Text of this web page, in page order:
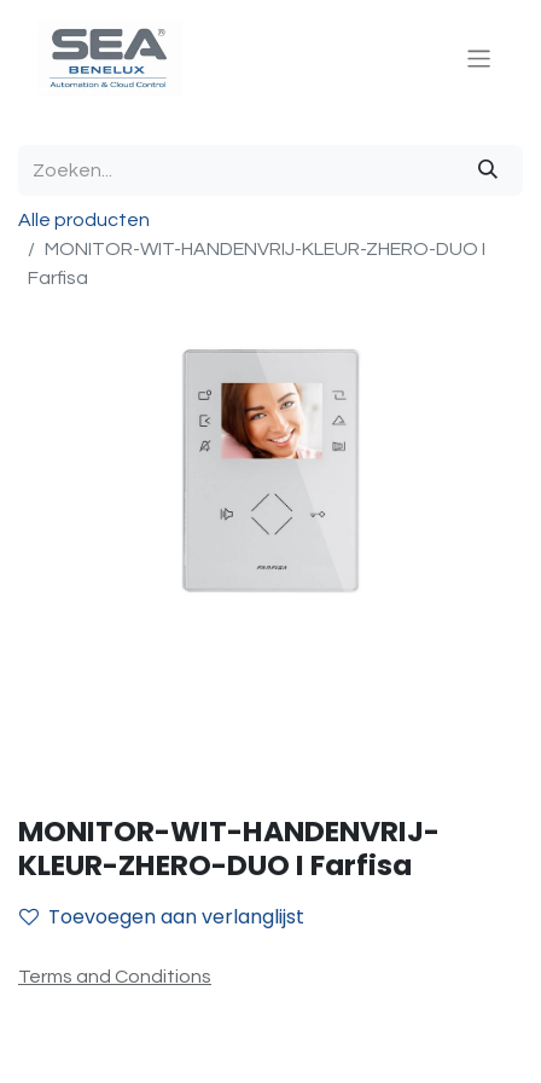
Alle producten
MONITOR-WIT-HANDENVRIJ-KLEUR-ZHERO-DUO I
Farfisa
MONITOR-WIT-HANDENVRIJ-
KLEUR-ZHERO-DUO I Farfisa
Toevoegen aan verlanglijst
Terms and Conditions